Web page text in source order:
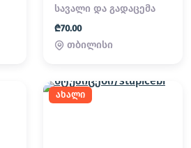
სავალი და გადაცემა
₾70.00
თბილისი
ახალი